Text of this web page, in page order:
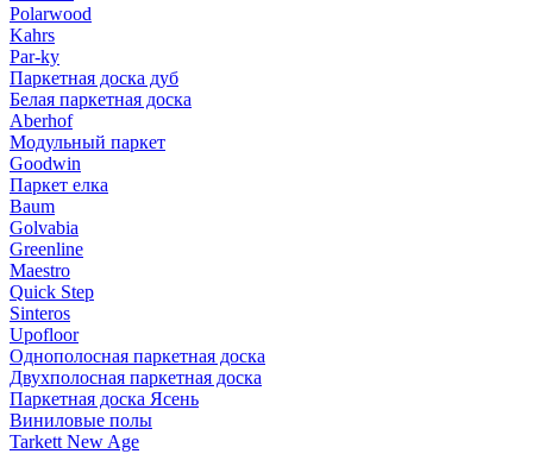
Polarwood
Kahrs
Par-ky
Паркетная доска дуб
Белая паркетная доска
Aberhof
Модульный паркет
Goodwin
Паркет елка
Baum
Golvabia
Greenline
Maestro
Quick Step
Sinteros
Upofloor
Однополосная паркетная доска
Двухполосная паркетная доска
Паркетная доска Ясень
Виниловые полы
Tarkett New Age